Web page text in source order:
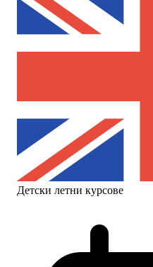
Детски летни курсове